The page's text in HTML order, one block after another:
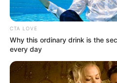
CTA LOVE
Why this ordinary drink is the
every day